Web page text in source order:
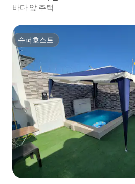
바다 앞 주택
슈퍼호스트
슈퍼호스트